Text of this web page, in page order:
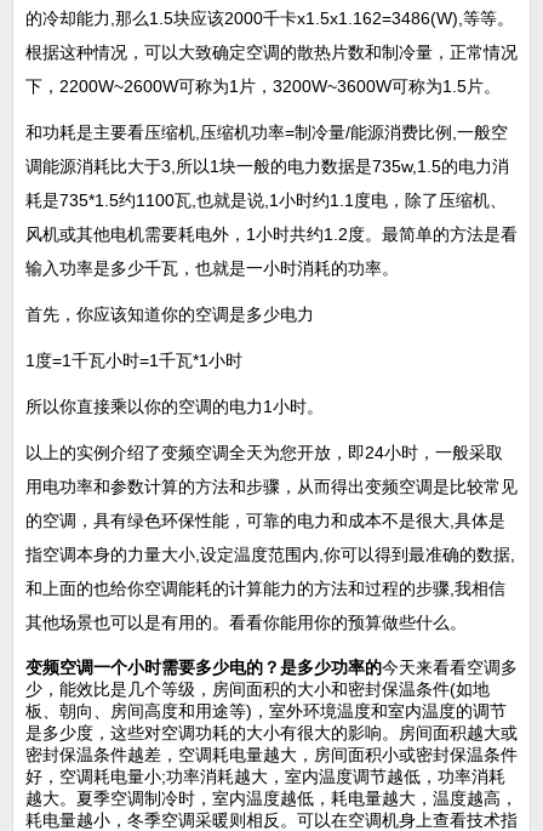
的冷却能力,那么1.5块应该2000千卡x1.5x1.162=3486(W),等等。
根据这种情况，可以大致确定空调的散热片数和制冷量，正常情况
下，2200W~2600W可称为1片，3200W~3600W可称为1.5片。
和功耗是主要看压缩机,压缩机功率=制冷量/能源消费比例,一般空
调能源消耗比大于3,所以1块一般的电力数据是735w,1.5的电力消
耗是735*1.5约1100瓦,也就是说,1小时约1.1度电，除了压缩机、
风机或其他电机需要耗电外，1小时共约1.2度。最简单的方法是看
输入功率是多少千瓦，也就是一小时消耗的功率。
首先，你应该知道你的空调是多少电力
1度=1千瓦小时=1千瓦*1小时
所以你直接乘以你的空调的电力1小时。
以上的实例介绍了变频空调全天为您开放，即24小时，一般采取
用电功率和参数计算的方法和步骤，从而得出变频空调是比较常见
的空调，具有绿色环保性能，可靠的电力和成本不是很大,具体是
指空调本身的力量大小,设定温度范围内,你可以得到最准确的数据,
和上面的也给你空调能耗的计算能力的方法和过程的步骤,我相信
其他场景也可以是有用的。看看你能用你的预算做些什么。
变频空调一个小时需要多少电的？是多少功率的今天来看看空调多
少，能效比是几个等级，房间面积的大小和密封保温条件(如地
板、朝向、房间高度和用途等)，室外环境温度和室内温度的调节
是多少度，这些对空调功耗的大小有很大的影响。房间面积越大或
密封保温条件越差，空调耗电量越大，房间面积小或密封保温条件
好，空调耗电量小;功率消耗越大，室内温度调节越低，功率消耗
越大。夏季空调制冷时，室内温度越低，耗电量越大，温度越高，
耗电量越小，冬季空调采暖则相反。可以在空调机身上查看技术指